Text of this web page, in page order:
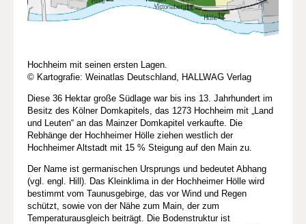
Hochheim mit seinen ersten Lagen.
© Kartografie: Weinatlas Deutschland, HALLWAG Verlag
Diese 36 Hektar große Südlage war bis ins 13. Jahrhundert im
Besitz des Kölner Domkapitels, das 1273 Hochheim mit „Land
und Leuten“ an das Mainzer Domkapitel verkaufte. Die
Rebhänge der Hochheimer Hölle ziehen westlich der
Hochheimer Altstadt mit 15 % Steigung auf den Main zu.
Der Name ist germanischen Ursprungs und bedeutet Abhang
(vgl. engl. Hill). Das Kleinklima in der Hochheimer Hölle wird
bestimmt vom Taunusgebirge, das vor Wind und Regen
schützt, sowie von der Nähe zum Main, der zum
Temperaturausgleich beiträgt. Die Bodenstruktur ist